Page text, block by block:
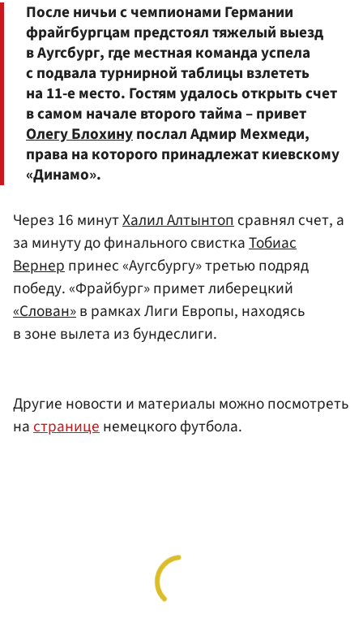
После ничьи с чемпионами Германии
фрайгбургцам предстоял тяжелый выезд
в Аугсбург, где местная команда успела
с подвала турнирной таблицы взлететь
на 11-е место. Гостям удалось открыть счет
в самом начале второго тайма – привет
Олегу Блохинупослал Адмир Мехмеди,
права на которого принадлежат киевскому
«Динамо».
Через 16 минутХалил Алтынтопсравнял счет, а
за минуту до финального свисткаТобиас
Вернерпринес «Аугсбургу» третью подряд
победу. «Фрайбург» примет либерецкий
«Слован»в рамках Лиги Европы, находясь
в зоне вылета из бундеслиги.
Другие новости и материалы можно посмотреть
настраниценемецкого футбола.